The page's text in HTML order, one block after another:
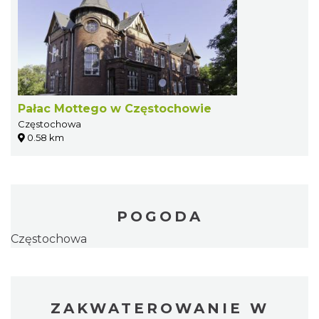
Pałac Mottego w Częstochowie
Częstochowa
0.58 km
POGODA
Częstochowa
ZAKWATEROWANIE W